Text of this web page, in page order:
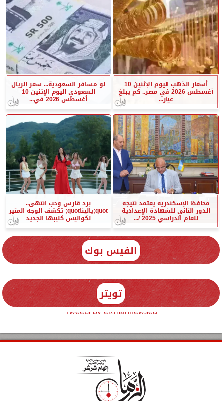
أسعار الذهب اليوم الإثنين 10
أغسطس 2026 في مصر.. كم يبلغ
عيار...
لو مسافر السعودية... سعر الريال
السعودي اليوم الإثنين 10
أغسطس 2026 في...
محافظ الإسكندرية يعتمد نتيجة
الدور الثاني للشهادة الإعدادية
للعام الدراسي 2025 /...
برد قارس وحب انتهى..
quot;ياليناquot; تكشف الوجه المثير
لكواليس كليبها الجديد
الفيس بوك
تويتر
Tweets by elzmannewseg